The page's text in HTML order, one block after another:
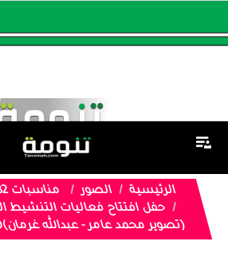
الرئيسية الصور
مناسبات 1432هـ
(تصوير محمد عامر - عبدالله غرمان)40